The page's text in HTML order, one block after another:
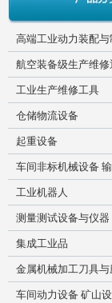
高端工业动力装配
航空装备级生产维
工业生产维修工具
仓储物流设备
起重设备
车间非标机械设备
工业机器人
测量测试设备与仪器
集成工业品
金属机械加工刀具
车间动力设备 矿山